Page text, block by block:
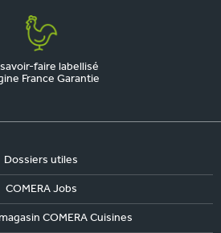
faire labellisé
France Garantie
Dossiers utiles
COMERA Jobs
COMERA Cuisines